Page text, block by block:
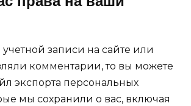
записи на сайте или
комментарии, то вы можете
экспорта персональных
мы сохранили о вас, включая